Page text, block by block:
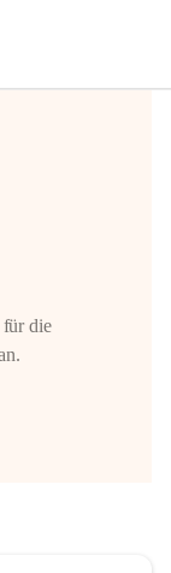
für die